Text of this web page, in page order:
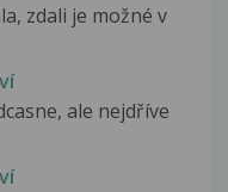
zdali je možné v
ale nejdříve